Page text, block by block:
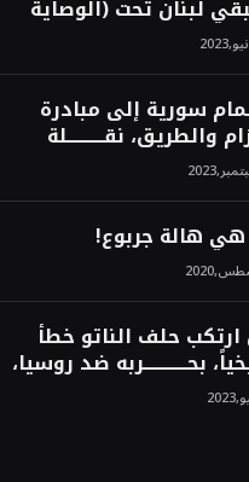
لبنان تحت (الوصاية
وبين من سيخرج
من النفق الغربي!محمد
سورية إلى مبادرة
والطريق، نقــــــــــلة
استراتيجية، تاريخية،
نحو الشرق!محمد محسن
هالة جربوع!
حلف الناتو خطأً
بحــــــــــــربه ضد روسيا،
روسيا الحتمي،
الناتو!محمد محسن